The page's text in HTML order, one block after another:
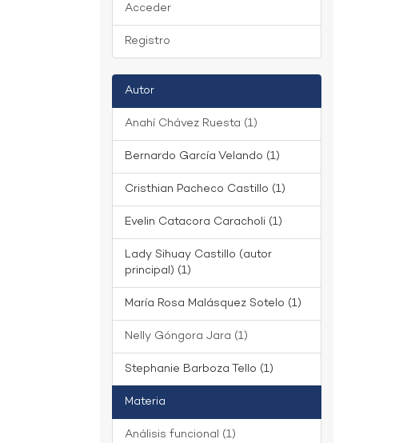
Acceder
Registro
Autor
Anahí Chávez Ruesta (1)
Bernardo García Velando (1)
Cristhian Pacheco Castillo (1)
Evelin Catacora Caracholi (1)
Lady Sihuay Castillo (autor
principal) (1)
María Rosa Malásquez Sotelo (1)
Nelly Góngora Jara (1)
Stephanie Barboza Tello (1)
Materia
Análisis funcional (1)